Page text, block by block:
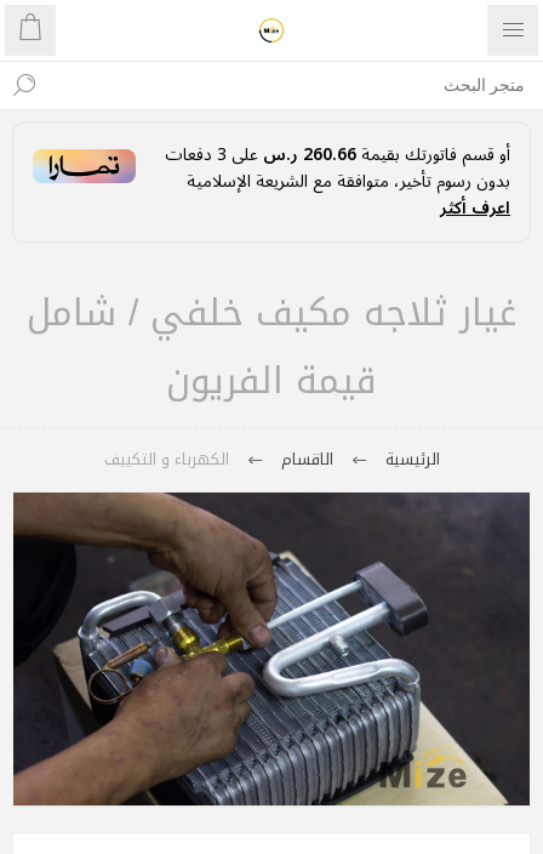
أو قسم فاتورتك بقيمة260.66 ر.س على3دفعات
بدون رسوم تأخير، متوافقة مع الشريعة الإسلامية
اعرف أكثر
غيار ثلاجه مكيف خلفي / شامل
قيمة الفريون
الرئيسية الاقسام الكهرباء و التكييف